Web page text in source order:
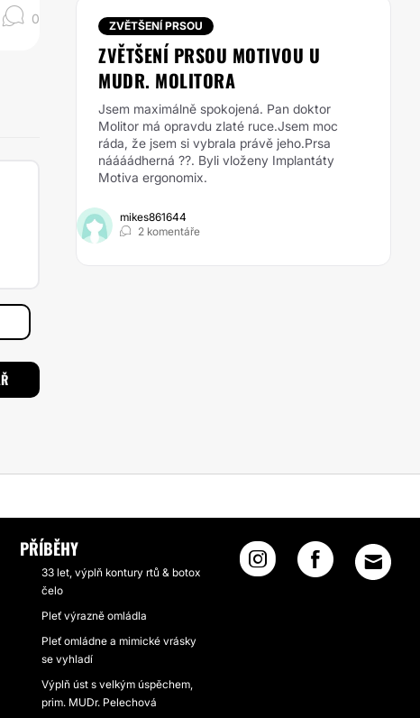
0 ZVĚTŠENÍ PRSOU
ZVĚTŠENÍ PRSOU MOTIVOU U
MUDR. MOLITORA
Jsem maximálně spokojená. Pan doktor
Molitor má opravdu zlaté ruce.Jsem moc
ráda, že jsem si vybrala právě jeho.Prsa
náááádherná ??. Byli vloženy Implantáty
Motiva ergonomix.
mikes861644
2 komentáře
PŘÍBĚHY
33 let, výplň kontury rtů & botox
čelo
Pleť výrazně omládla
Pleť omládne a mimické vrásky
se vyhladí
Výplň úst s velkým úspěchem,
prim. MUDr. Pelechová